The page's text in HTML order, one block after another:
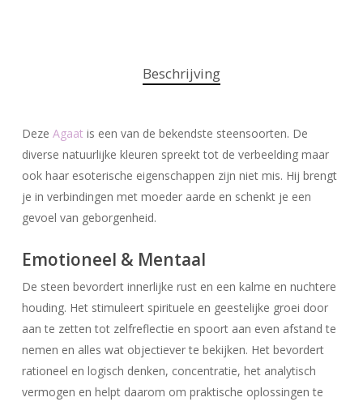
Beschrijving
Deze Agaat is een van de bekendste steensoorten. De
diverse natuurlijke kleuren spreekt tot de verbeelding maar
ook haar esoterische eigenschappen zijn niet mis. Hij brengt
je in verbindingen met moeder aarde en schenkt je een
gevoel van geborgenheid.
Emotioneel & Mentaal
De steen bevordert innerlijke rust en een kalme en nuchtere
houding. Het stimuleert spirituele en geestelijke groei door
aan te zetten tot zelfreflectie en spoort aan even afstand te
nemen en alles wat objectiever te bekijken. Het bevordert
rationeel en logisch denken, concentratie, het analytisch
vermogen en helpt daarom om praktische oplossingen te